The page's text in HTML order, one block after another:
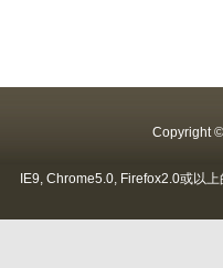
Copyright
IE9, Chrome5.0, Firefox2.0或以